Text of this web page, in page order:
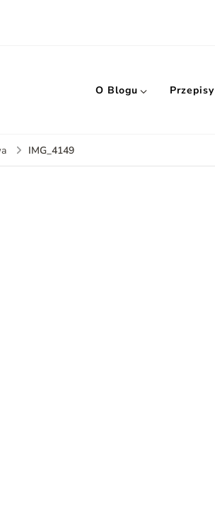
O Blogu Przepisy
IMG_4149